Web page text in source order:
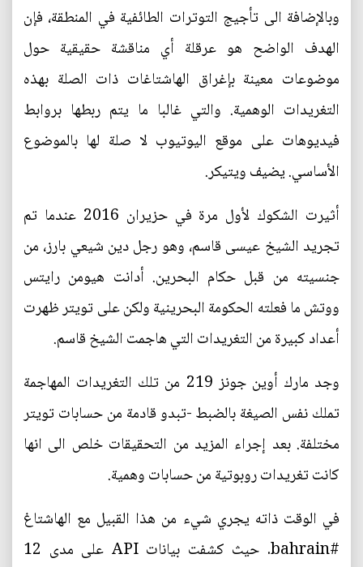
وبالإضافة الى تأجيج التوترات الطائفية في المنطقة، فإن
الهدف الواضح هو عرقلة أي مناقشة حقيقية حول
موضوعات معينة بإغراق الهاشتاغات ذات الصلة بهذه
التغريدات الوهمية. والتي غالبا ما يتم ربطها بروابط
فيديوهات على موقع اليوتيوب لا صلة لها بالموضوع
الأساسي. يضيف ويتيكر.
أثيرت الشكوك لأول مرة في حزيران 2016 عندما تم
تجريد الشيخ عيسى قاسم، وهو رجل دين شيعي بارز، من
جنسيته من قبل حكام البحرين. أدانت هيومن رايتس
ووتش ما فعلته الحكومة البحرينية ولكن على تويتر ظهرت
أعداد كبيرة من التغريدات التي هاجمت الشيخ قاسم.
وجد مارك أوين جونز 219 من تلك التغريدات المهاجمة
تملك نفس الصيغة بالضبط -تبدو قادمة من حسابات تويتر
مختلفة. بعد إجراء المزيد من التحقيقات خلص الى انها
كانت تغريدات روبوتية من حسابات وهمية.
في الوقت ذاته يجري شيء من هذا القبيل مع الهاشتاغ
#bahrain. حيث كشفت بيانات API على مدى 12